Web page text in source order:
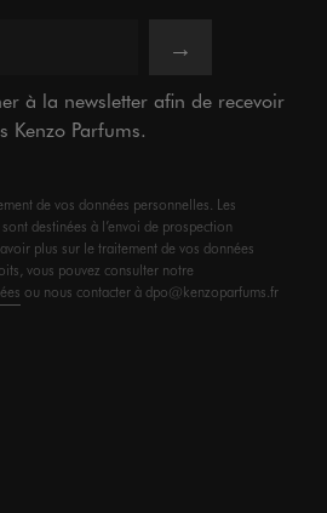
→
à la newsletter afin de recevoir
Kenzo Parfums.
de vos données personnelles. Les
destinées à l’envoi de prospection
plus sur le traitement de vos données
vous pouvez consulter notre
ou nous contacter à dpo@kenzoparfums.fr